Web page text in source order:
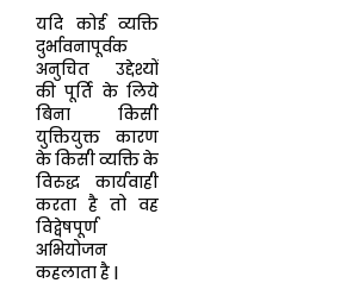
यदि कोई व्यक्ति
दुर्भावनापूर्वक
अनुचित उद्देश्यों
की पूर्ति के लिये
बिना किसी
युक्तियुक्त कारण
के किसी व्यक्ति के
विरुद्ध कार्यवाही
करता है तो वह
विद्वेषपूर्ण
अभियोजन
कहलाता है |